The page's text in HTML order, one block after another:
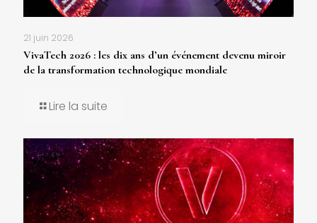
21 juin 2026
VivaTech 2026 : les dix ans d’un événement devenu miroir
de la transformation technologique mondiale
Lire la suite